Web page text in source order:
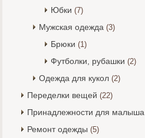
Юбки (7)
Мужская одежда (3)
Брюки (1)
Футболки, рубашки (2)
Одежда для кукол (2)
Переделки вещей (22)
Принадлежности для малыша
Ремонт одежды (5)